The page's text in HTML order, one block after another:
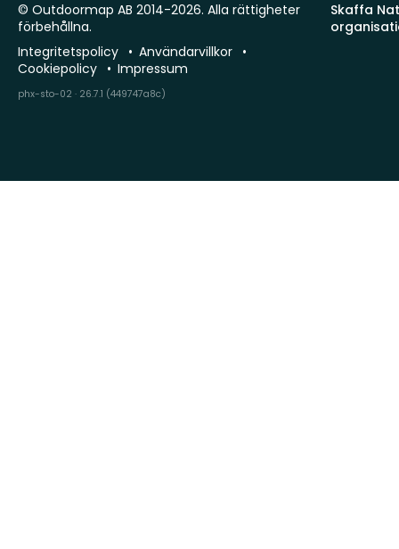
Skaffa
© Outdoormap AB 2014-2026. Alla rättigheter
förbehållna.
Integritetspolicy
Användarvillkor
Cookiepolicy
Impressum
phx-sto-02 · 26.7.1 (449747a8c)